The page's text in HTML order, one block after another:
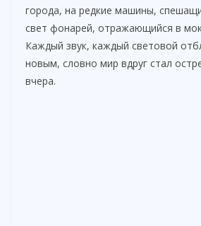
города, на редкие машины,
свет фонарей, отражающийся в
Каждый звук, каждый световой
новым, словно мир вдруг стал
вчера.